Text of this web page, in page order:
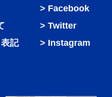
記
Facebook
Twitter
Instagram